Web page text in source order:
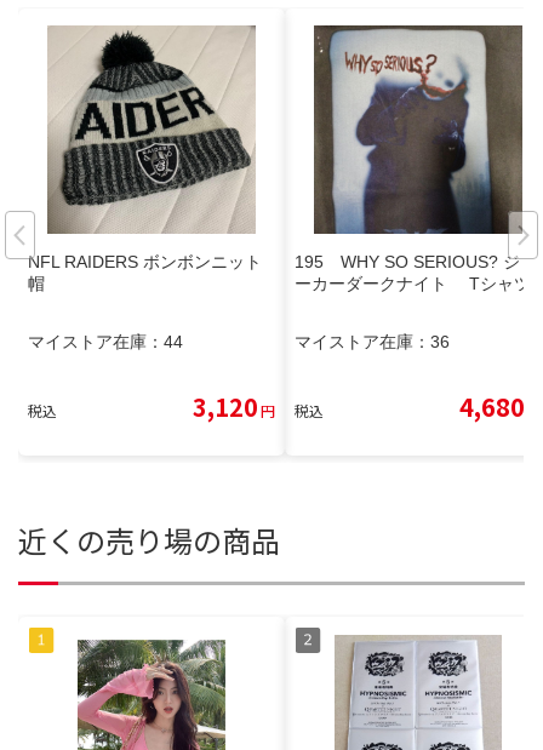
NFL RAIDERS ボンボンニット
帽
マイストア在庫： 44
税込 3,120円
195 WHY SO SERIOUS? ジョ
ーカーダークナイト Tシャツ
マイストア在庫： 36
税込 4,680
近くの売り場の商品